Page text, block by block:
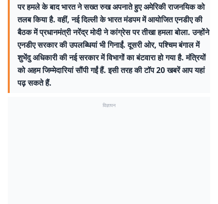
पर हमले के बाद भारत ने सख्त रुख अपनाते हुए अमेरिकी राजनयिक को
तलब किया है. वहीं, नई दिल्ली के भारत मंडपम में आयोजित एनडीए की
बैठक में प्रधानमंत्री नरेंद्र मोदी ने कांग्रेस पर तीखा हमला बोला. उन्होंने
एनडीए सरकार की उपलब्धियां भी गिनाईं. दूसरी ओर, पश्चिम बंगाल में
शुभेंदु अधिकारी की नई सरकार में विभागों का बंटवारा हो गया है. मंत्रियों
को अहम जिम्मेदारियां सौंपी गईं हैं. इसी तरह की टॉप 20 खबरें आप यहां
पढ़ सकते हैं.
विज्ञापन